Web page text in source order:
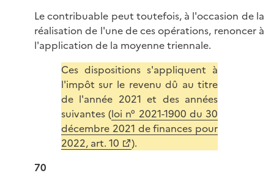
Le contribuable peut toutefois, à l'occasion de la
réalisation de l'une de ces opérations, renoncer à
l'application de la moyenne triennale.
Ces dispositions s'appliquent à
l'impôt sur le revenu dû au titre
de l'année 2021 et des années
suivantes (loi n° 2021-1900 du 30
décembre 2021 de finances pour
2022, art. 10
).
70